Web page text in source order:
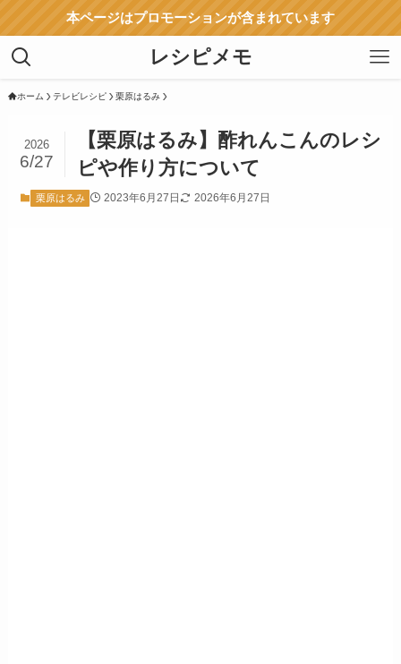
本ページはプロモーションが含まれています
レシピメモ
ホーム テレビレシピ 栗原はるみ
【栗原はるみ】酢れんこんのレシ
ピや作り方について
2026
6/27
栗原はるみ 2023年6月27日 2026年6月27日